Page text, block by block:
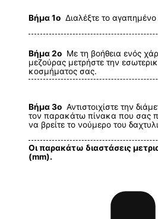
Βήμα 1ο Διαλέξτε το αγαπημένο
Βήμα 2ο Με τη βοήθεια ενός
μεζούρας μετρήστε την
κοσμήματος σας.
Βήμα 3ο Αντιστοιχίστε την
τον παρακάτω πίνακα που σας
να βρείτε το νούμερο του
Οι παρακάτω διαστάσεις
(mm).